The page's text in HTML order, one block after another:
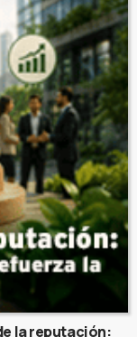
la reputación: